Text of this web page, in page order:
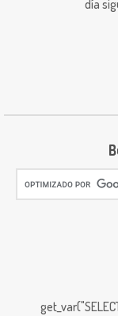
día